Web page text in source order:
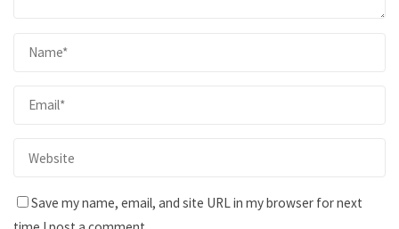
Save my name, email, and site URL in my browser for next